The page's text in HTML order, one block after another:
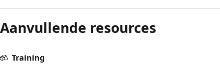
Aanvullende resources
Training